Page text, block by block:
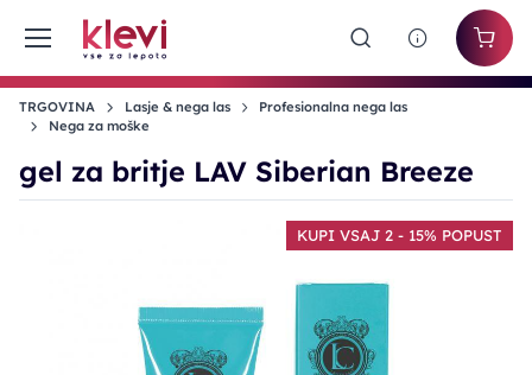
TRGOVINA Lasje & nega las
Profesionalna nega las
Nega za moške
gel za britje LAV Siberian Breeze
KUPI VSAJ 2 - 15% POPUST